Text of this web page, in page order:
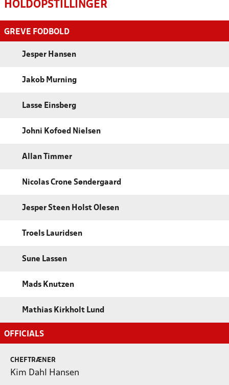
HOLDOPSTILLINGER
GREVE FODBOLD
Jesper Hansen
Jakob Murning
Lasse Einsberg
Johni Kofoed Nielsen
Allan Timmer
Nicolas Crone Søndergaard
Jesper Steen Holst Olesen
Troels Lauridsen
Sune Lassen
Mads Knutzen
Mathias Kirkholt Lund
OFFICIALS
CHEFTRÆNER
Kim Dahl Hansen